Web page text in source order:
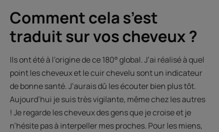
Comment cela s’est
traduit sur vos cheveux ?
Ils ont été à l’origine de ce 180° global. J’ai réalisé à quel
point les cheveux et le cuir chevelu sont un indicateur
de bonne santé. J’aurais dû les écouter bien plus tôt.
Aujourd’hui je suis très vigilante, même chez les autres
! Je regarde les cheveux des gens que je croise et je
n’hésite pas à interpeller mes proches. Pour les miens,